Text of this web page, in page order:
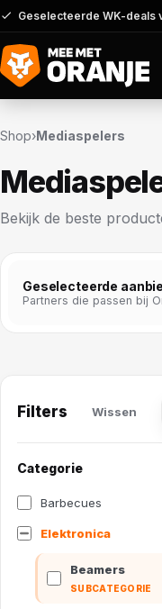
Geselecteerde WK-deals
Shop›Mediaspelers
Bekijk de beste
Geselecteerde
Partners die passen bij
Filters Wissen
Categorie
Barbecues
Elektronica
Beamers
SUBCATEGORIE